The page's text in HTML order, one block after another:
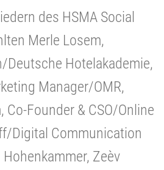
des HSMA Social
Merle Losem,
Deutsche Hotelakademie,
Manager/OMR,
Co-Founder & CSO/Online
Digital Communication
Zeèv